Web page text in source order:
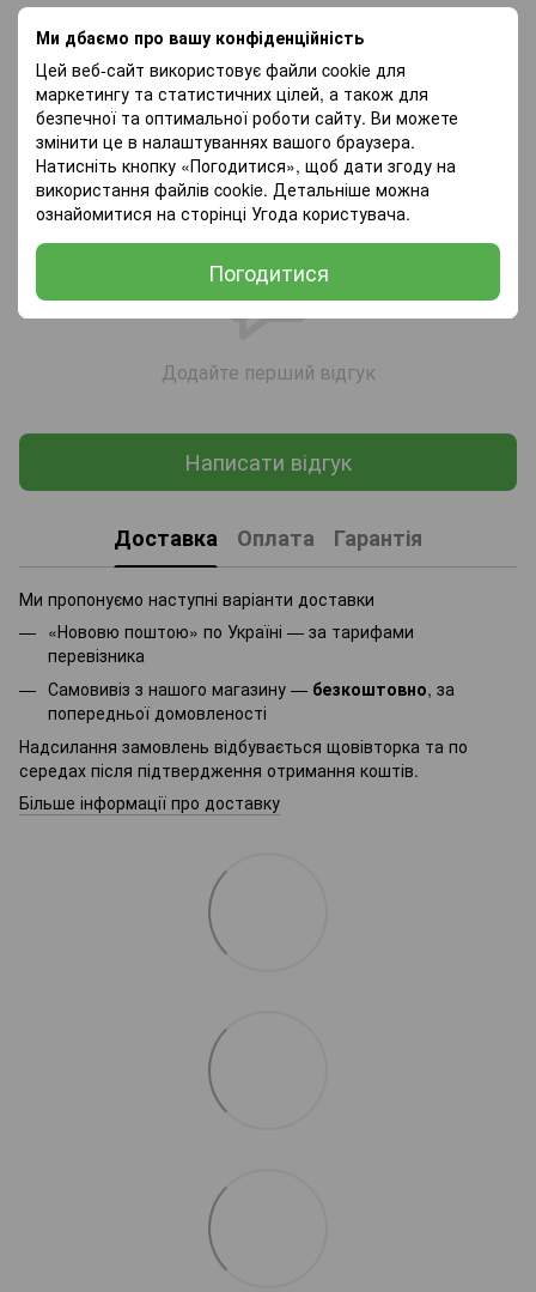
Ми дбаємо про вашу конфіденційність
Цей веб-сайт використовує файли cookie для
маркетингу та статистичних цілей, а також для
безпечної та оптимальної роботи сайту. Ви можете
змінити це в налаштуваннях вашого браузера.
Натисніть кнопку «Погодитися», щоб дати згоду на
використання файлів cookie. Детальніше можна
ознайомитися на сторінці Угода користувача.
Погодитися
Освітленість
місця посадки
Тінь, Напівтінь
Швидкість
росту
Середня
Виробник
Франсен
Відгуки
Додайте перший відгук
Написати відгук
Доставка Оплата Гарантія
Ми пропонуємо наступні варіанти доставки
«Нововю поштою» по Україні — за тарифами
перевізника
Самовивіз з нашого магазину — безкоштовно, за
попередньої домовленості
Надсилання замовлень відбувається щовівторка та по
середах після підтвердження отримання коштів.
Більше інформації про доставку